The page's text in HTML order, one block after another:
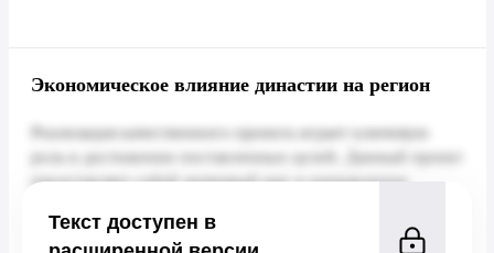
Экономическое влияние династии на регион
Текст доступен в